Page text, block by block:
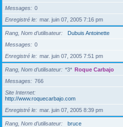
Messages
0
Enregistré le
mar. juin 07, 2005 7:16 pm
Rang, Nom d’utilisateur
Dubuis Antoinette
Messages
0
Enregistré le
mar. juin 07, 2005 7:51 pm
Rang, Nom d’utilisateur *3* Roque Carbajo
Messages
766
Site Internet
http://www.roquecarbajo.com
Enregistré le
mar. juin 07, 2005 8:39 pm
Rang, Nom d’utilisateur
bruce